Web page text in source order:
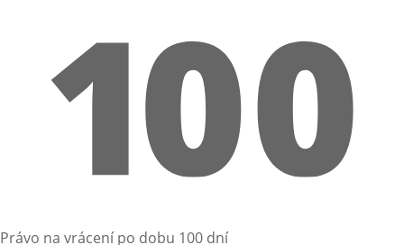
Právo na vrácení po dobu 100 dní